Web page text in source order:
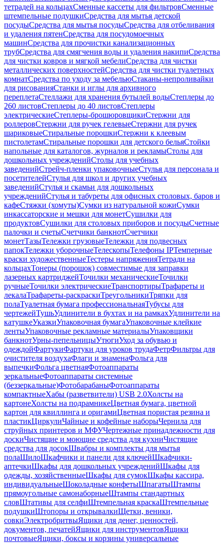
тетрадей на кольцахСменные кассеты для фильтровСменные
штемпельные подушкиСредства для мытья детской
посудыСредства для мытья посудыСредства для отбеливания
и удаления пятенСредства для посудомоечных
машинСредства для прочистки канализационных
трубСредства для смягчения воды и удаления накипиСредства
для чистки ковров и мягкой мебелиСредства для чистки
металлических поверхностейСредства для чистки туалетных
комнатСредства по уходу за мебельюСтаканы-непроливайки
для рисованияСтанки и иглы для архивного
переплетаСтеллажи для хранения бутылей водыСтеплеры до
260 листовСтеплеры до 40 листовСтеплеры
электрическиеСтеплеры-брошюровщикиСтержни для
роллеровСтержни для ручек гелевыеСтержни для ручек
шариковыеСтиральные порошкиСтержни к клеевым
пистолетамСтиральные порошки для детского бельяСтойки
напольные для каталогов, журналов и рекламыСтолы для
дошкольных учрежденийСтолы для учебных
заведенийСтрейч-пленки упаковочныеСтулья для персонала и
посетителейСтулья для школ и других учебных
заведенийСтулья и скамьи для дошкольных
учрежденийСтулья и табуреты для офисных столовых, баров и
кафеСтяжки (хомуты)Сумки из натуральной кожиСумки
инкассаторские и мешки для монетСушилки для
продуктовСушилки для столовых приборов и посудыСчетные
палочки и счетыСчетчики банкнотСчетчики
монетТазыТележки грузовыеТележки для подвесных
папокТележки уборочныеТелескопыТелефоны IPТемперные
краски художественныеТестеры напряженияТетради на
кольцахТонеры (порошок) совместимые для заправки
лазерных картриджейТочилки механическиеТочилки
ручныеТочилки электрическиеТранспортирыТрафареты и
лекалаТрафареты-раскраскиТреугольникиТряпки для
полаТуалетная бумага профессиональнаяТубусы для
чертежейТушьУдлинители в бухтах и на рамкахУдлинители на
катушкеУказкиУпаковочная бумагаУпаковочные клейкие
лентыУпаковочные рекламные материалыУпаковщики
банкнотУрны-пепельницыУтюгиУход за обувью и
одеждойФартукиФартуки для уроков трудаФетрФильтры для
очистителя воздухаФлаги и знаменаФольга для
выпечкиФольга цветнаяФотоаппараты
зеркальныеФотоаппараты системные
(беззеркальные)ФотобарабаныФотоаппараты
компактныеХабы (разветвители) USB 2.0Холсты на
картонеХолсты на подрамникеЦветная бумага, цветной
картон для квиллинга и оригамиЦветная пористая резина и
пластикЦиркулиЧайные и кофейные наборыЧернила для
струйных принтеров и МФУЧертежные принадлежности для
доскиЧистящие и моющие средства для кухниЧистящие
средства для досокШвабры и комплекты для мытья
полаШилоШкафчики и панели для ключейШкафчики-
аптечкиШкафы для дошкольных учрежденийШкафы для
одежды, хозяйственныеШкафы для сумокШкафы кассира,
индивидуальныеШоколадные конфетыШпагатыШтампы
прямоугольные самонаборныеШтампы стандартных
словШтативы для селфиШтемпельная краскаШтемпельные
подушкиШтопоры и открывалкиЩетки, веники,
совкиЭлектробритвыЯщики для денег, ценностей,
документов, печатейЯщики для инструментовЯщики
почтовыеЯщики, боксы и корзины универсальные